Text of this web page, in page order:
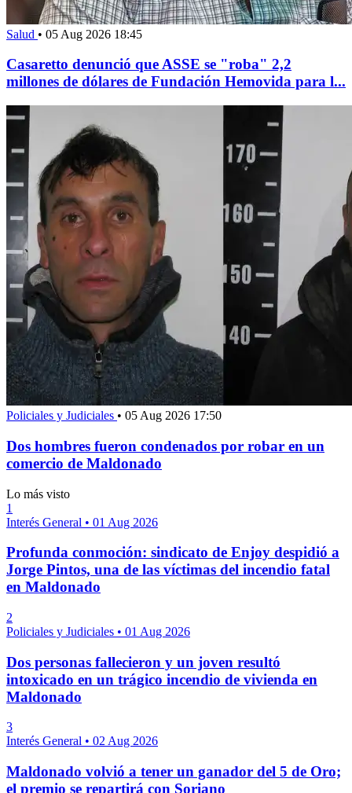
Salud • 05 Aug 2026 18:45
Casaretto denunció que ASSE se "roba" 2,2
millones de dólares de Fundación Hemovida para l...
Policiales y Judiciales • 05 Aug 2026 17:50
Dos hombres fueron condenados por robar en un
comercio de Maldonado
Lo más visto
1
Interés General • 01 Aug 2026
Profunda conmoción: sindicato de Enjoy despidió a
Jorge Pintos, una de las víctimas del incendio fatal
en Maldonado
2
Policiales y Judiciales • 01 Aug 2026
Dos personas fallecieron y un joven resultó
intoxicado en un trágico incendio de vivienda en
Maldonado
3
Interés General • 02 Aug 2026
Maldonado volvió a tener un ganador del 5 de Oro;
el premio se repartirá con Soriano